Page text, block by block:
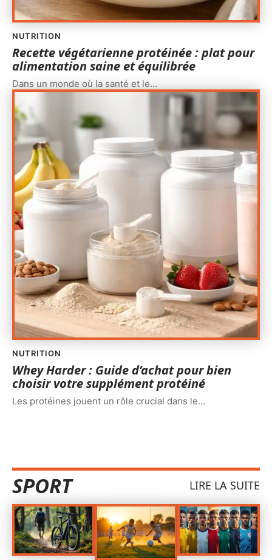
NUTRITION
Recette végétarienne protéinée : plat pour
alimentation saine et équilibrée
Dans un monde où la santé et le…
NUTRITION
Whey Harder : Guide d’achat pour bien
choisir votre supplément protéiné
Les protéines jouent un rôle crucial dans le…
SPORT LIRE LA SUITE